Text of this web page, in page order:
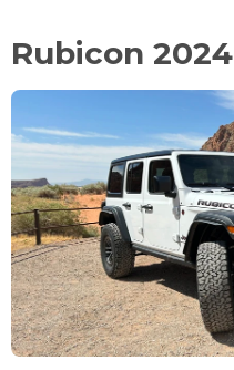
Rubicon 2024